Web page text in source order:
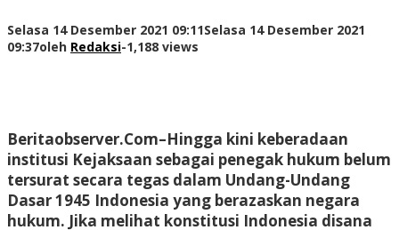
Selasa 14 Desember 2021 09:11Selasa 14 Desember 2021
09:37oleh Redaksi-1,188 views
Beritaobserver.Com–Hingga kini keberadaan
institusi Kejaksaan sebagai penegak hukum belum
tersurat secara tegas dalam Undang-Undang
Dasar 1945 Indonesia yang berazaskan negara
hukum. Jika melihat konstitusi Indonesia disana